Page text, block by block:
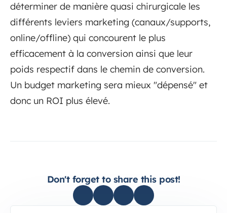
déterminer de manière quasi chirurgicale les
différents leviers marketing (canaux/supports,
online/offline) qui concourent le plus
efficacement à la conversion ainsi que leur
poids respectif dans le chemin de conversion.
Un budget marketing sera mieux "dépensé" et
donc un ROI plus élevé.
Don't forget to share this post!